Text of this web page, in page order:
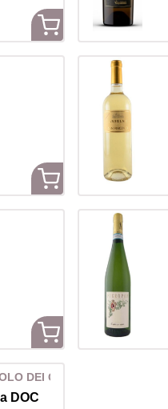
DEI GIUSTI
DOC